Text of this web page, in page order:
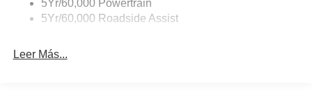
5Yr/60,000 Powertrain
5Yr/60,000 Roadside Assist
Leer Más...